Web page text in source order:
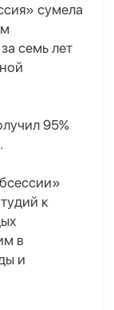
сумела
семь лет
95%
к
в
и